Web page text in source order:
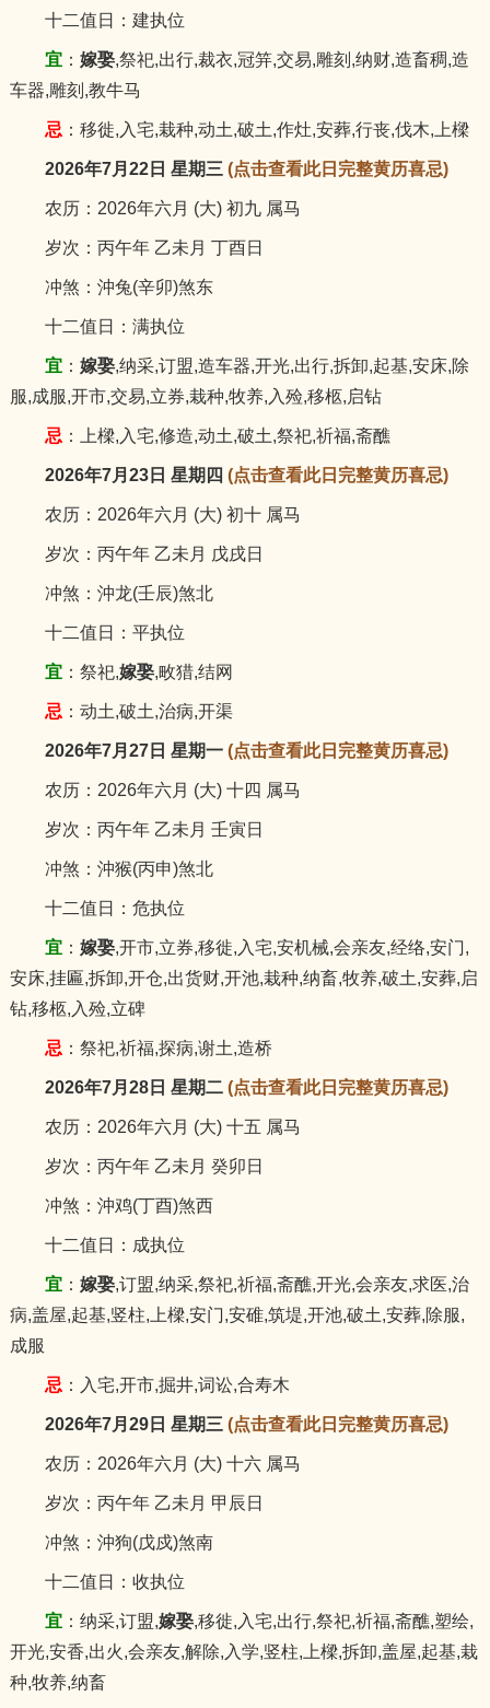
十二值日：建执位
宜： 嫁娶,祭祀,出行,裁衣,冠笄,交易,雕刻,纳财,造畜稠,造
车器,雕刻,教牛马
忌 ：移徙,入宅,栽种,动土,破土,作灶,安葬,行丧,伐木,上樑
2026年7月22日 星期三 (点击查看此日完整黄历喜忌)
农历：2026年六月 (大) 初九 属马
岁次：丙午年 乙未月 丁酉日
冲煞：沖兔(辛卯)煞东
十二值日：满执位
宜： 嫁娶,纳采,订盟,造车器,开光,出行,拆卸,起基,安床,除
服,成服,开市,交易,立券,栽种,牧养,入殓,移柩,启钻
忌 ：上樑,入宅,修造,动土,破土,祭祀,祈福,斋醮
2026年7月23日 星期四 (点击查看此日完整黄历喜忌)
农历：2026年六月 (大) 初十 属马
岁次：丙午年 乙未月 戊戌日
冲煞：沖龙(壬辰)煞北
十二值日：平执位
宜：祭祀,嫁娶,畋猎,结网
忌 ：动土,破土,治病,开渠
2026年7月27日 星期一 (点击查看此日完整黄历喜忌)
农历：2026年六月 (大) 十四 属马
岁次：丙午年 乙未月 壬寅日
冲煞：沖猴(丙申)煞北
十二值日：危执位
宜： 嫁娶,开市,立券,移徙,入宅,安机械,会亲友,经络,安门,
安床,挂匾,拆卸,开仓,出货财,开池,栽种,纳畜,牧养,破土,安葬,启
钻,移柩,入殓,立碑
忌 ：祭祀,祈福,探病,谢土,造桥
2026年7月28日 星期二 (点击查看此日完整黄历喜忌)
农历：2026年六月 (大) 十五 属马
岁次：丙午年 乙未月 癸卯日
冲煞：沖鸡(丁酉)煞西
十二值日：成执位
宜： 嫁娶,订盟,纳采,祭祀,祈福,斋醮,开光,会亲友,求医,治
病,盖屋,起基,竖柱,上樑,安门,安碓,筑堤,开池,破土,安葬,除服,
成服
忌 ：入宅,开市,掘井,词讼,合寿木
2026年7月29日 星期三 (点击查看此日完整黄历喜忌)
农历：2026年六月 (大) 十六 属马
岁次：丙午年 乙未月 甲辰日
冲煞：沖狗(戊戍)煞南
十二值日：收执位
宜：纳采,订盟,嫁娶,移徙,入宅,出行,祭祀,祈福,斋醮,塑绘,
开光,安香,出火,会亲友,解除,入学,竖柱,上樑,拆卸,盖屋,起基,栽
种,牧养,纳畜